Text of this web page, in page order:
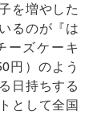
を増やした
るのが『は
ーズケーキ
円）のよう
日持ちする
として全国